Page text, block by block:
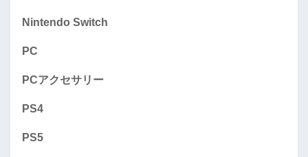
Nintendo Switch
PC
PCアクセサリー
PS4
PS5